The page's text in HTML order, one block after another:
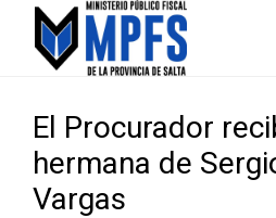
El Procurador
hermana de
Vargas